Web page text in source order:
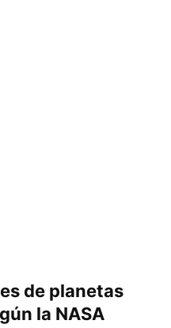
de planetas
la NASA